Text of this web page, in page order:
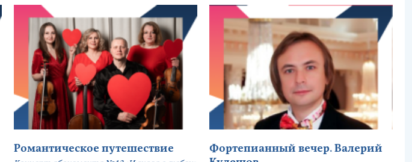
Романтическое путешествие
Фортепианный вечер. Валерий